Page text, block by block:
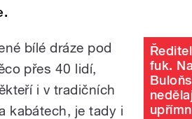
fuk.
bílé dráze pod
přes 40 lidí,
i v tradičních
kabátech, je tady i